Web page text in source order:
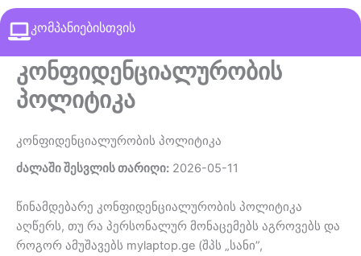
კომპანიებისთვის
კონფიდენციალურობის
პოლიტიკა
კონფიდენციალურობის პოლიტიკა
ძალაში შესვლის თარიღი: 2026-05-11
წინამდებარე კონფიდენციალურობის პოლიტიკა
აღწერს, თუ რა პერსონალურ მონაცემებს აგროვებს და
როგორ ამუშავებს mylaptop.ge (შპს „სანი”,